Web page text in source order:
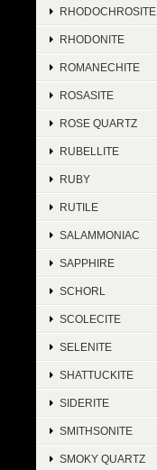
RHODOCHROSITE
RHODONITE
ROMANECHITE
ROSASITE
ROSE QUARTZ
RUBELLITE
RUBY
RUTILE
SALAMMONIAC
SAPPHIRE
SCHORL
SCOLECITE
SELENITE
SHATTUCKITE
SIDERITE
SMITHSONITE
SMOKY QUARTZ